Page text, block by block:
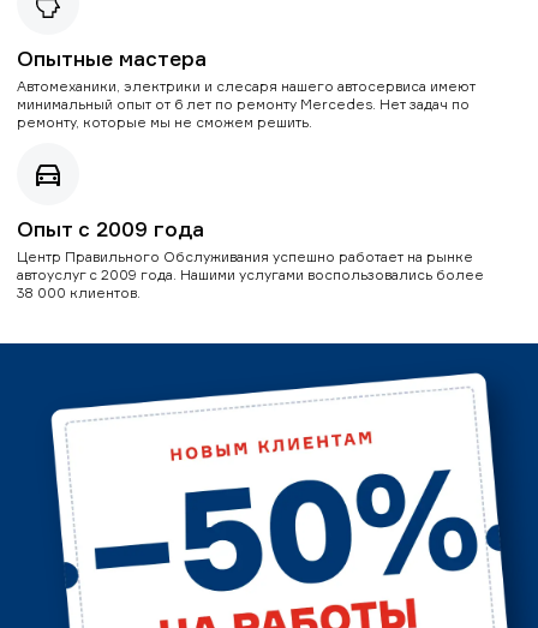
Опытные мастера
Автомеханики, электрики и слесаря нашего автосервиса имеют
минимальный опыт от 6 лет по ремонту Mercedes. Нет задач по
ремонту, которые мы не сможем решить.
Опыт с 2009 года
Центр Правильного Обслуживания успешно работает на рынке
автоуслуг с 2009 года. Нашими услугами воспользовались более
38 000 клиентов.